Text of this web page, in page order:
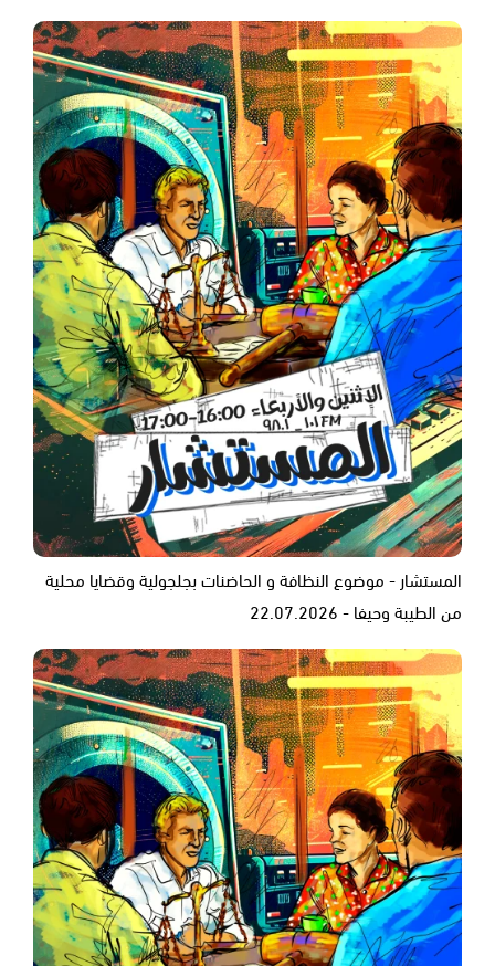
المستشار - موضوع النظافة و الحاضنات بجلجولية وقضايا محلية
من الطيبة وحيفا - 22.07.2026